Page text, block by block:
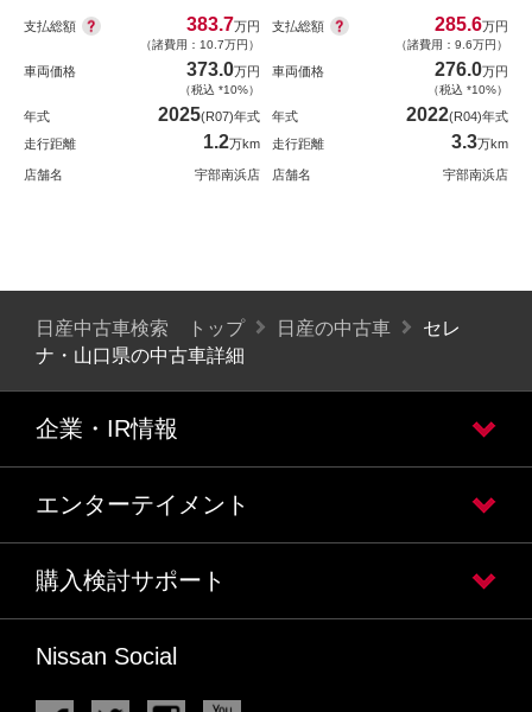
支払総額 383.7万円
（諸費用：10.7万円）
車両価格 373.0万円
（税込 *10%）
年式 2025(R07)年式
走行距離
1.2万km
店舗名 宇部南浜店
支払総額 285.6万円
（諸費用：9.6万円）
車両価格 276.0万円
（税込 *10%）
年式 2022(R04)年式
走行距離
3.3万km
店舗名 宇部南浜店
日産中古車検索 トップ 日産の中古車
セレ
ナ・山口県の中古車詳細
企業・IR情報
エンターテイメント
購入検討サポート
Nissan Social